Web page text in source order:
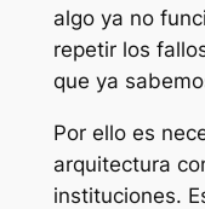
algo ya no
repetir los
que ya
Por ello es
arquitectura
instituciones.